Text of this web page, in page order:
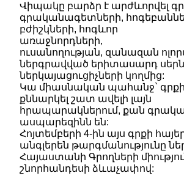
Վիպակը բարձր է արժևորվել
գրականագետների,
բժիշկների, հոգևոր
առաջնորդների,
ուսանողության, զանազան
ներգրավված երիտասարդ
ներկայացուցիչների կողմից:
Կա միասնական պահանջ`
քննարկել շատ ավելի լայն
հրապարակներում, քան
ասպարեզինն են:
Հոյտեմբերի 4-ին այս գրքի
անգլերեն թարգմանությունը
Հայաստանի Գրողների
շնորհանդեսի ձևաչափով: